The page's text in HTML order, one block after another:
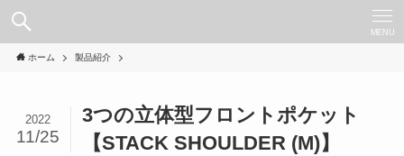
MENU
ホーム 製品紹介
3つの立体型フロントポケット
【STACK SHOULDER (M)】
2022
11/25